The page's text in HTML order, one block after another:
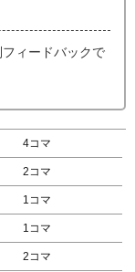
ィードバックで
4コマ
2コマ
1コマ
1コマ
2コマ